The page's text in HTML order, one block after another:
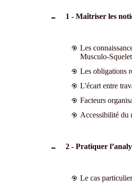
1 - Maîtriser les
Les
Musculo-
Les obligations
L'écart entre
Facteurs
Accessibilité du
2 - Pratiquer
Le cas